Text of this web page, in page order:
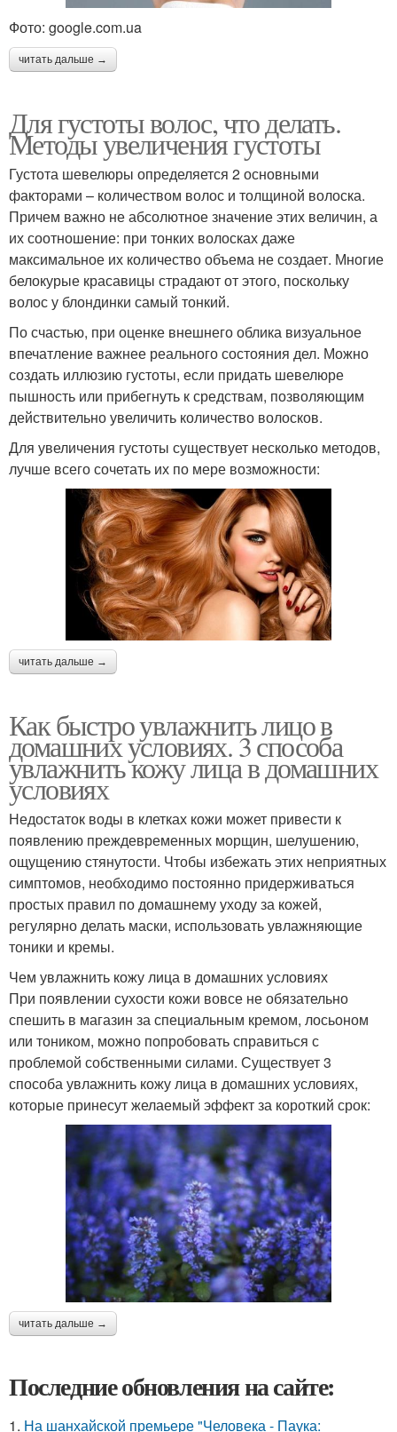
Фото: google.com.ua
читать дальше →
Для густоты волос, что делать.
Методы увеличения густоты
Густота шевелюры определяется 2 основными
факторами – количеством волос и толщиной волоска.
Причем важно не абсолютное значение этих величин, а
их соотношение: при тонких волосках даже
максимальное их количество объема не создает. Многие
белокурые красавицы страдают от этого, поскольку
волос у блондинки самый тонкий.
По счастью, при оценке внешнего облика визуальное
впечатление важнее реального состояния дел. Можно
создать иллюзию густоты, если придать шевелюре
пышность или прибегнуть к средствам, позволяющим
действительно увеличить количество волосков.
Для увеличения густоты существует несколько методов,
лучше всего сочетать их по мере возможности:
читать дальше →
Как быстро увлажнить лицо в
домашних условиях. 3 способа
увлажнить кожу лица в домашних
условиях
Недостаток воды в клетках кожи может привести к
появлению преждевременных морщин, шелушению,
ощущению стянутости. Чтобы избежать этих неприятных
симптомов, необходимо постоянно придерживаться
простых правил по домашнему уходу за кожей,
регулярно делать маски, использовать увлажняющие
тоники и кремы.
Чем увлажнить кожу лица в домашних условиях
При появлении сухости кожи вовсе не обязательно
спешить в магазин за специальным кремом, лосьоном
или тоником, можно попробовать справиться с
проблемой собственными силами. Существует 3
способа увлажнить кожу лица в домашних условиях,
которые принесут желаемый эффект за короткий срок:
читать дальше →
Последние обновления на сайте:
1. На шанхайской премьере "Человека - Паука: